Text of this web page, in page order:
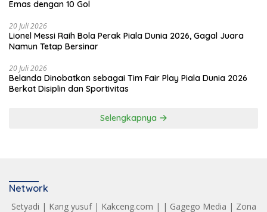
Emas dengan 10 Gol
20 Juli 2026
Lionel Messi Raih Bola Perak Piala Dunia 2026, Gagal Juara
Namun Tetap Bersinar
20 Juli 2026
Belanda Dinobatkan sebagai Tim Fair Play Piala Dunia 2026
Berkat Disiplin dan Sportivitas
Selengkapnya
Network
Setyadi | Kang yusuf| Kakceng.com | | Gagego Media | Zona